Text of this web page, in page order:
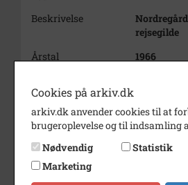
Beskrivelse
rejsegilde
Årstal
1966
Fotograf
Ukendt
Størrelse
9 x 9
Materiale
farve positiv
Cookies på arkiv.dk
arkiv.dk anvender cookies til at
brugeroplevelse og til indsamling
Nødvendig
Statistik
Marketing